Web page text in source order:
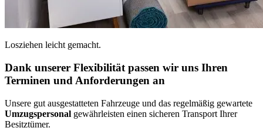
Losziehen leicht gemacht.
Dank unserer Flexibilität passen wir uns Ihren
Terminen und Anforderungen an
Unsere gut ausgestatteten Fahrzeuge und das regelmäßig gewartete
Umzugspersonal gewährleisten einen sicheren Transport Ihrer
Besitztümer.